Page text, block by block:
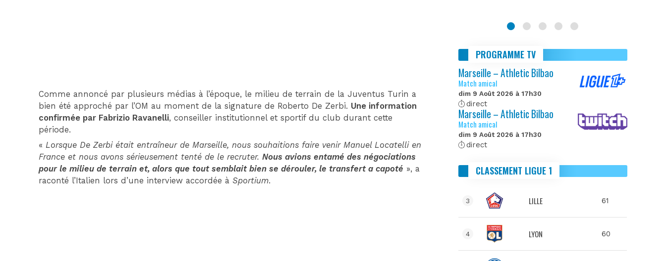
Comme annoncé par plusieurs médias à l’époque, le milieu de terrain de la Juventus Turin a
bien été approché par l’OM au moment de la signature de Roberto De Zerbi. Une information
confirmée par Fabrizio Ravanelli, conseiller institutionnel et sportif du club durant cette
période.
« Lorsque De Zerbi était entraîneur de Marseille, nous souhaitions faire venir Manuel Locatelli en
France et nous avons sérieusement tenté de le recruter.Nous avions entamé des négociations
pour le milieu de terrain et, alors que tout semblait bien se dérouler, le transfert a capoté », a
raconté l’Italien lors d’une interview accordée àSportium.
PROGRAMME TV
Marseille – Athletic Bilbao
Match amical
dim 9 Août 2026 à 17h30
direct
Marseille – Athletic Bilbao
Match amical
dim 9 Août 2026 à 17h30
direct
CLASSEMENT LIGUE 1
3 LILLE 61
4 LYON 60